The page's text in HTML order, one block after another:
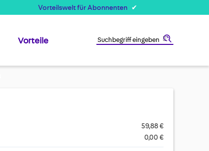
Vorteilswelt für Abonnenten
Vorteile
59,88 €
0,00 €